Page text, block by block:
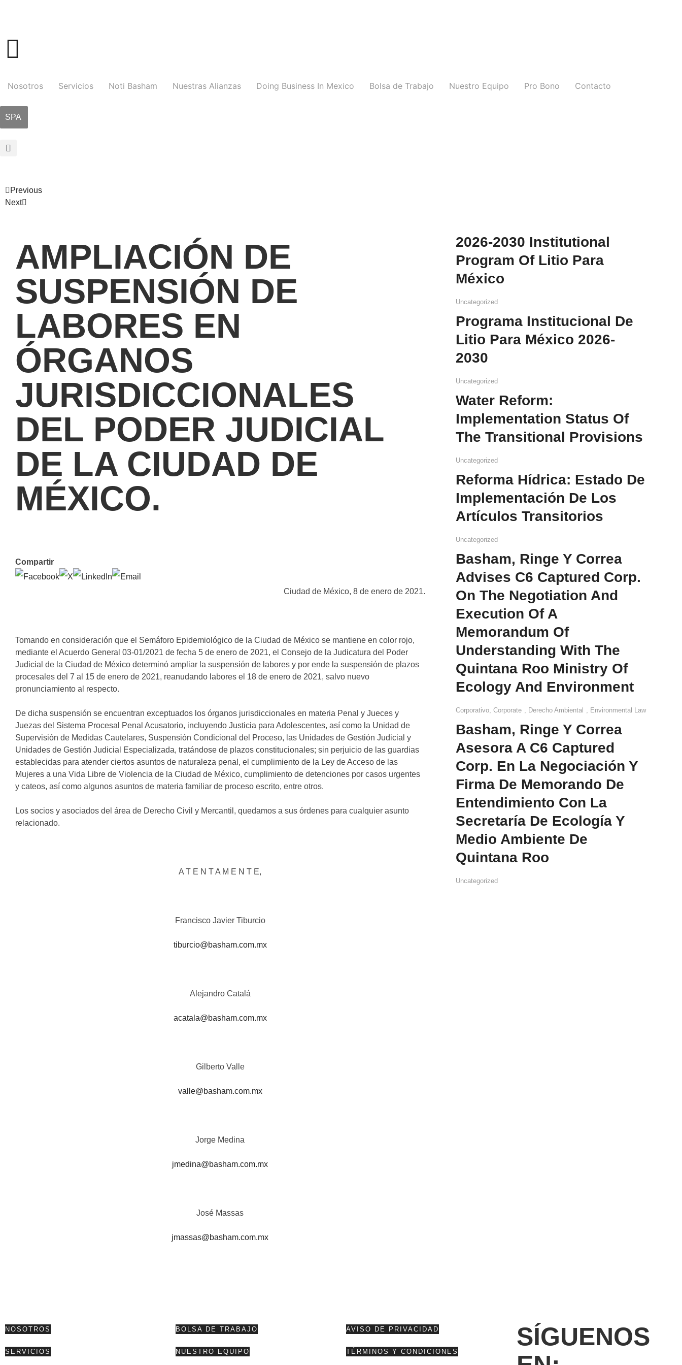
Nosotros Servicios Noti Basham Nuestras Alianzas Doing Business In Mexico Bolsa de Trabajo Nuestro Equipo Pro Bono Contacto
SPA
Previous
Next
AMPLIACIÓN DE
SUSPENSIÓN DE
LABORES EN
ÓRGANOS
JURISDICCIONALES
DEL PODER JUDICIAL
DE LA CIUDAD DE
MÉXICO.
Compartir
Ciudad de México, 8 de enero de 2021.
Tomando en consideración que el Semáforo Epidemiológico de la Ciudad de México se mantiene en color rojo,
mediante el Acuerdo General 03-01/2021 de fecha 5 de enero de 2021, el Consejo de la Judicatura del Poder
Judicial de la Ciudad de México determinó ampliar la suspensión de labores y por ende la suspensión de plazos
procesales del 7 al 15 de enero de 2021, reanudando labores el 18 de enero de 2021, salvo nuevo
pronunciamiento al respecto.
De dicha suspensión se encuentran exceptuados los órganos jurisdiccionales en materia Penal y Jueces y
Juezas del Sistema Procesal Penal Acusatorio, incluyendo Justicia para Adolescentes, así como la Unidad de
Supervisión de Medidas Cautelares, Suspensión Condicional del Proceso, las Unidades de Gestión Judicial y
Unidades de Gestión Judicial Especializada, tratándose de plazos constitucionales; sin perjuicio de las guardias
establecidas para atender ciertos asuntos de naturaleza penal, el cumplimiento de la Ley de Acceso de las
Mujeres a una Vida Libre de Violencia de la Ciudad de México, cumplimiento de detenciones por casos urgentes
y cateos, así como algunos asuntos de materia familiar de proceso escrito, entre otros.
Los socios y asociados del área de Derecho Civil y Mercantil, quedamos a sus órdenes para cualquier asunto
relacionado.
A T E N T A M E N T E,
Francisco Javier Tiburcio
tiburcio@basham.com.mx
Alejandro Catalá
acatala@basham.com.mx
Gilberto Valle
valle@basham.com.mx
Jorge Medina
jmedina@basham.com.mx
José Massas
jmassas@basham.com.mx
2026-2030 Institutional
Program Of Litio Para
México
Uncategorized
Programa Institucional De
Litio Para México 2026-
2030
Uncategorized
Water Reform:
Implementation Status Of
The Transitional Provisions
Uncategorized
Reforma Hídrica: Estado De
Implementación De Los
Artículos Transitorios
Uncategorized
Basham, Ringe Y Correa
Advises C6 Captured Corp.
On The Negotiation And
Execution Of A
Memorandum Of
Understanding With The
Quintana Roo Ministry Of
Ecology And Environment
Corporativo, Corporate , Derecho Ambiental , Environmental Law
Basham, Ringe Y Correa
Asesora A C6 Captured
Corp. En La Negociación Y
Firma De Memorando De
Entendimiento Con La
Secretaría De Ecología Y
Medio Ambiente De
Quintana Roo
Uncategorized
NOSOTROS
SERVICIOS
BOLSA DE TRABAJO
NUESTRO EQUIPO
AVISO DE PRIVACIDAD
TÉRMINOS Y CONDICIONES
SÍGUENOS